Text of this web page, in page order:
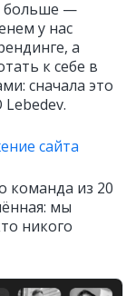
больше —
у нас
а
к себе в
сначала это
Lebedev.
сайта
команда из 20
мы
никого